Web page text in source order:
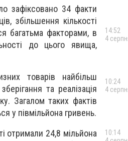
зафіксовано 34 факти
збільшення кількості
багатьма факторами, в
до цього явища,
товарів найбільш
та реалізація
Загалом таких фактів
у півмільйона гривень.
отримали 24,8 мільйона
14:52
4
10:24
4
10:14